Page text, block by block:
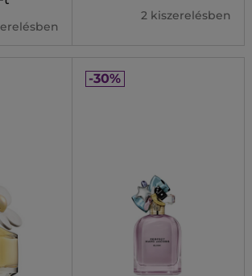
2 kiszerelésben
-30%